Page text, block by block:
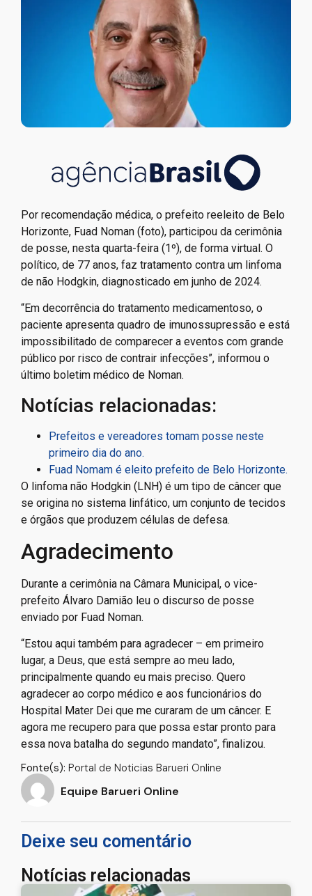
Por recomendação médica, o prefeito reeleito de Belo
Horizonte, Fuad Noman (foto), participou da cerimônia
de posse, nesta quarta-feira (1º), de forma virtual. O
político, de 77 anos, faz tratamento contra um linfoma
de não Hodgkin, diagnosticado em junho de 2024.
“Em decorrência do tratamento medicamentoso, o
paciente apresenta quadro de imunossupressão e está
impossibilitado de comparecer a eventos com grande
público por risco de contrair infecções”, informou o
último boletim médico de Noman.
Notícias relacionadas:
Prefeitos e vereadores tomam posse neste
primeiro dia do ano.
Fuad Nomam é eleito prefeito de Belo Horizonte.
O linfoma não Hodgkin (LNH) é um tipo de câncer que
se origina no sistema linfático, um conjunto de tecidos
e órgãos que produzem células de defesa.
Agradecimento
Durante a cerimônia na Câmara Municipal, o vice-
prefeito Álvaro Damião leu o discurso de posse
enviado por Fuad Noman.
“Estou aqui também para agradecer – em primeiro
lugar, a Deus, que está sempre ao meu lado,
principalmente quando eu mais preciso. Quero
agradecer ao corpo médico e aos funcionários do
Hospital Mater Dei que me curaram de um câncer. E
agora me recupero para que possa estar pronto para
essa nova batalha do segundo mandato”, finalizou.
Fonte(s): Portal de Noticias Barueri Online
Equipe Barueri Online
Deixe seu comentário
Notícias relacionadas